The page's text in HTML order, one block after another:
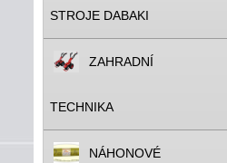
STROJE DABAKI
ZAHRADNÍ
TECHNIKA
NÁHONOVÉ